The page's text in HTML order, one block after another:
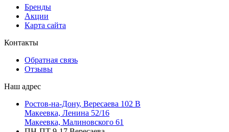
Бренды
Акции
Карта сайта
Контакты
Обратная связь
Отзывы
Наш адрес
Ростов-на-Дону, Вересаева 102 В
Макеевка, Ленина 52/16
Макеевка, Малиновского 61